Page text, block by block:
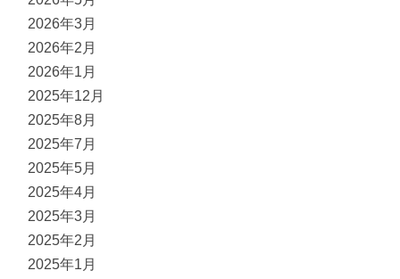
2026年3月
2026年2月
2026年1月
2025年12月
2025年8月
2025年7月
2025年5月
2025年4月
2025年3月
2025年2月
2025年1月